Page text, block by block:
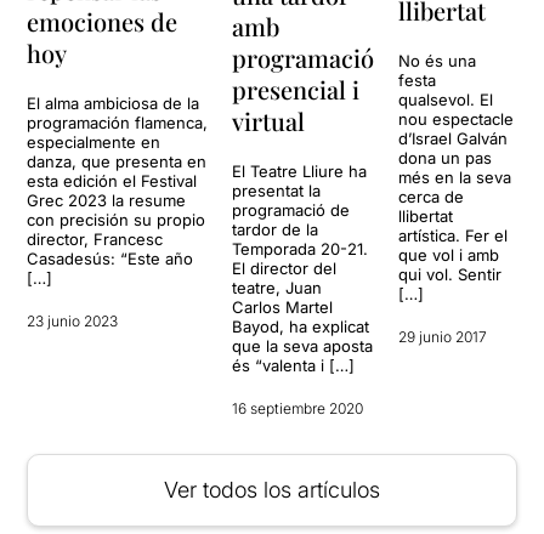
emociones de
hoy
El alma ambiciosa de la
programación flamenca,
especialmente en
danza, que presenta en
esta edición el Festival
Grec 2023 la resume
con precisión su propio
director, Francesc
Casadesús: “Este año
[…]
23 junio 2023
amb
programació
presencial i
virtual
El Teatre Lliure ha
presentat la
programació de
tardor de la
Temporada 20-21.
El director del
teatre, Juan
Carlos Martel
Bayod, ha explicat
que la seva aposta
és “valenta i […]
16 septiembre 2020
llibertat
No és una
festa
qualsevol. El
nou espectacle
d’Israel Galván
dona un pas
més en la seva
cerca de
llibertat
artística. Fer el
que vol i amb
qui vol. Sentir
[…]
29 junio 2017
Ver todos los artículos